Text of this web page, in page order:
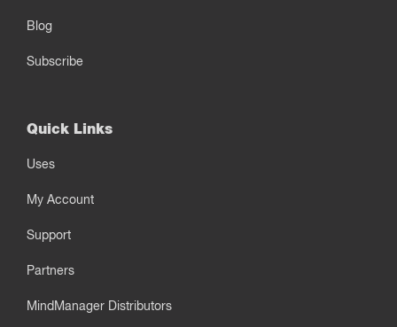
Blog
Subscribe
Quick Links
Uses
My Account
Support
Partners
MindManager Distributors